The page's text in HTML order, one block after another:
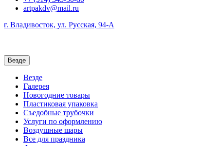
artpakdv@mail.ru
г. Владивосток, ул. Русская, 94-А
Везде
Везде
Галерея
Новогодние товары
Пластиковая упаковка
Съедобные трубочки
Услуги по оформлению
Воздушные шары
Все для праздника